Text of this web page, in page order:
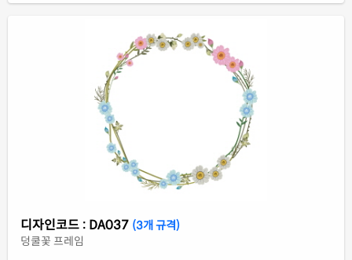
디자인코드 : DA037 (3개 규격)
덩쿨꽃 프레임